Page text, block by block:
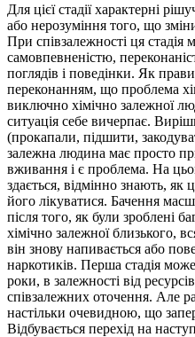
Для цієї стадії характерні
або нерозуміння того, що
При співзалежності ця стадія
самовпевненістю,
поглядів і поведінки. Як
переконанням, що проблема
виключно хімічно залежної
ситуація себе вичерпає.
(прокапали, підшити,
залежна людина має просто
вживання і є проблема. На
здається, відмінно знають, як
його лікуватися. Бачення
після того, як були зроблені
хімічно залежної близького,
він знову напивається або
наркотиків. Перша стадія
роки, в залежності від
співзалежних оточення. Але
настільки очевидною, що
Відбувається перехід на